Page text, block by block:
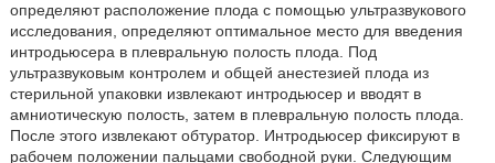
определяют расположение плода с помощью ультразвукового
исследования, определяют оптимальное место для введения
интродьюсера в плевральную полость плода. Под
ультразвуковым контролем и общей анестезией плода из
стерильной упаковки извлекают интродьюсер и вводят в
амниотическую полость, затем в плевральную полость плода.
После этого извлекают обтуратор. Интродьюсер фиксируют в
рабочем положении пальцами свободной руки. Следующим